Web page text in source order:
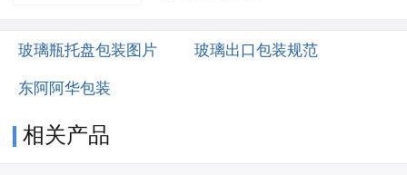
玻璃瓶托盘包装图片 玻璃出口包装规范
东阿阿华包装
相关产品